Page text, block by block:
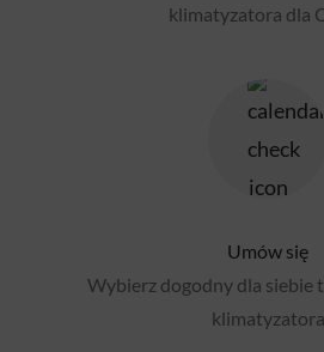
klimatyzatora dla
Umów się
Wybierz dogodny dla siebie
klimatyzatora